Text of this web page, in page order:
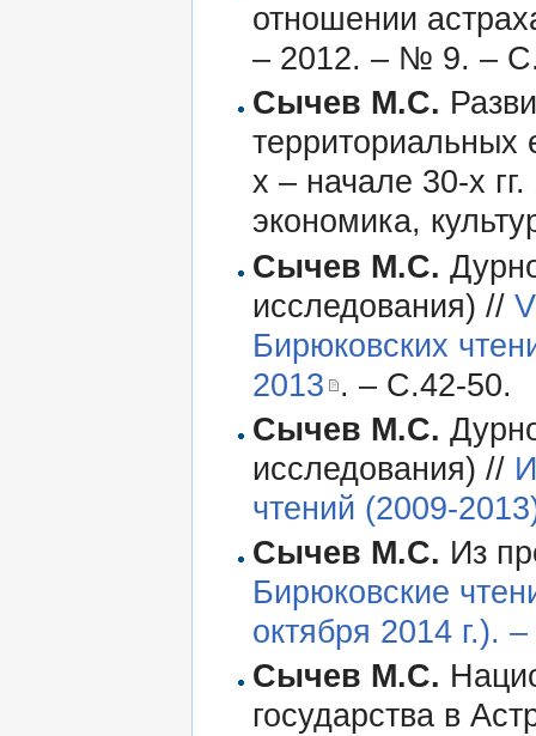
отношении
– 2012. – № 9. –
Сычев М.С.
х – начале 30-х
экономика,
Сычев М.С.
исследования) //
Бирюковских
2013 . – С.42-50.
Сычев М.С.
исследования) //
чтений (2009-
Сычев М.С. Из
Бирюковские
октября 2014 г.).
Сычев М.С.
государства в